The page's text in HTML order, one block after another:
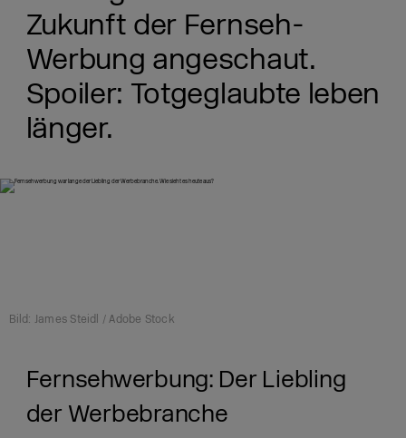
Zukunft der Fernseh-
Werbung angeschaut.
Spoiler: Totgeglaubte leben
länger.
Bild: James Steidl / Adobe Stock
Fernsehwerbung: Der Liebling
der Werbebranche